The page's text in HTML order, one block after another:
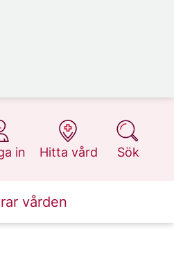
in
Hitta vård
på 1177.se
Sök
på 1177.se
vården